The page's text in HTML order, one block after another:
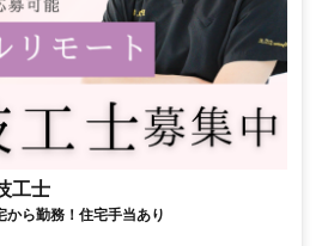
工士
ら勤務！住宅手当あり